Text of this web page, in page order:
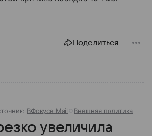
Поделиться
ВФокусе Mail Внешняя политика
увеличила